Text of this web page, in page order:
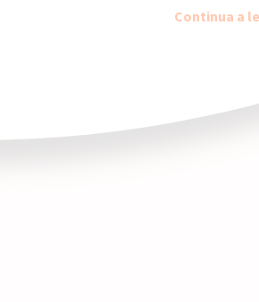
Continua a